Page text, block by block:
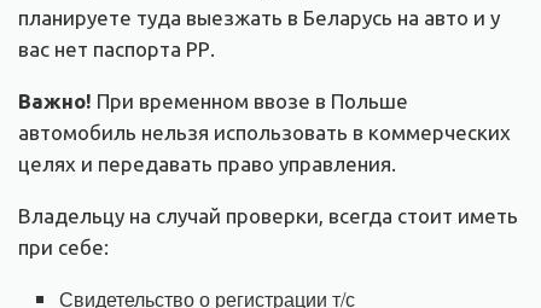
планируете туда выезжать в Беларусь на авто и у
вас нет паспорта РР.
Важно! При временном ввозе в Польше
автомобиль нельзя использовать в коммерческих
целях и передавать право управления.
Владельцу на случай проверки, всегда стоит иметь
при себе:
Свидетельство о регистрации т/с